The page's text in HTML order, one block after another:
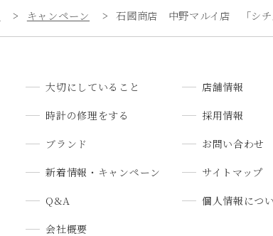
キャンペーン 石國商店 中野マルイ店 「シ
大切にしていること
時計の修理をする
ブランド
新着情報・キャンペーン
Q&A
会社概要
店舗情報
採用情報
お問い合わせ
サイトマップ
個人情報につ